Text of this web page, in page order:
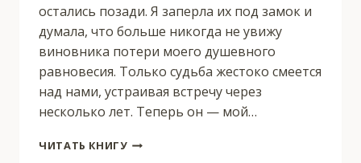
остались позади. Я заперла их под замок и
думала, что больше никогда не увижу
виновника потери моего душевного
равновесия. Только судьба жестоко смеется
над нами, устраивая встречу через
несколько лет. Теперь он — мой…
ЧИТАТЬ КНИГУОН